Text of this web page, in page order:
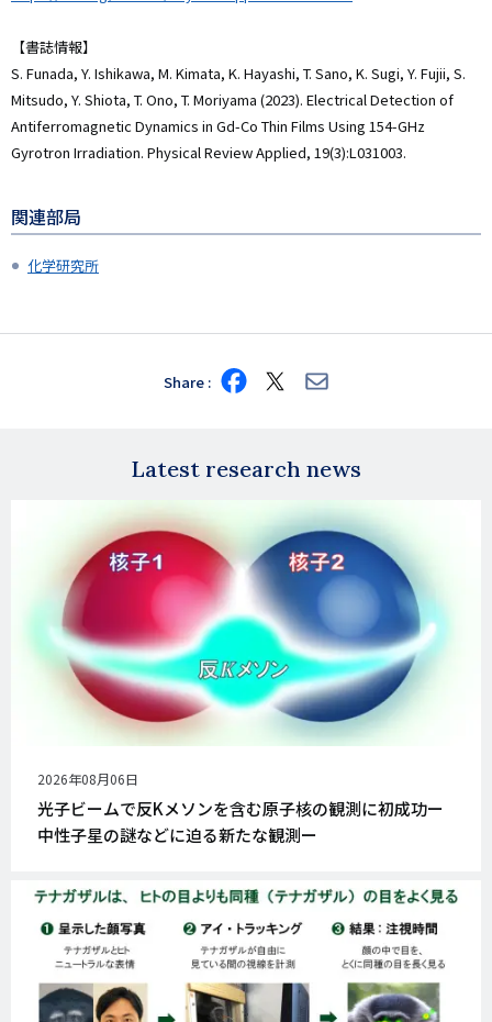
【書誌情報】
S. Funada, Y. Ishikawa, M. Kimata, K. Hayashi, T. Sano, K. Sugi, Y. Fujii, S.
Mitsudo, Y. Shiota, T. Ono, T. Moriyama (2023). Electrical Detection of
Antiferromagnetic Dynamics in Gd-Co Thin Films Using 154-GHz
Gyrotron Irradiation. Physical Review Applied, 19(3):L031003.
関連部局
化学研究所
Share Share
on
Share
on
Share
via
Latest research news
公
開
日
2026年08月06日
光子ビームで反Kメソンを含む原子核の観測に初成功ー
中性子星の謎などに迫る新たな観測ー